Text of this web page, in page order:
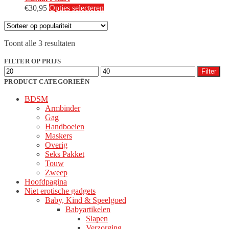
€30,95 Opties selecteren
heeft
kan
Toont alle 3 resultaten
FILTER OP PRIJS
Min.
prijs
Max.
prijs
Filter
PRODUCT CATEGORIEËN
BDSM
Armbinder
Gag
Handboeien
Maskers
Overig
Seks Pakket
Touw
Zweep
Hoofdpagina
Niet erotische gadgets
Baby, Kind & Speelgoed
Babyartikelen
Slapen